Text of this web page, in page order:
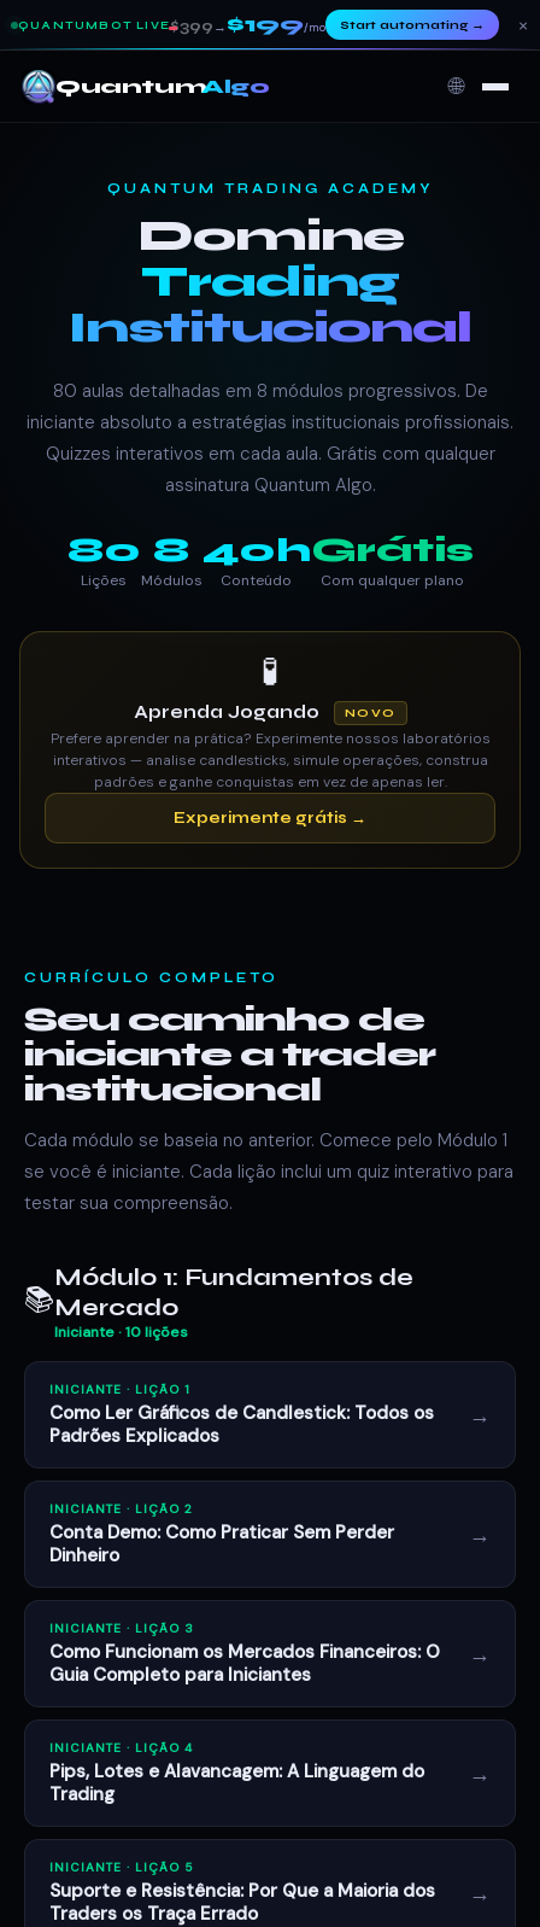
QUANTUMBOT LIVE$399 → $199/mo Start automating→ ×
QuantumAlgo 🌐
QUANTUM TRADING ACADEMY
Domine
Trading
Institucional
80 aulas detalhadas em 8 módulos progressivos. De
iniciante absoluto a estratégias institucionais profissionais.
Quizzes interativos em cada aula. Grátis com qualquer
assinatura Quantum Algo.
80
Lições
8
Módulos
40h
Conteúdo
Grátis
Com qualquer plano
🧪
Aprenda Jogando NOVO
Prefere aprender na prática? Experimente nossos laboratórios
interativos — analise candlesticks, simule operações, construa
padrões e ganhe conquistas em vez de apenas ler.
Experimente grátis →
CURRÍCULO COMPLETO
Seu caminho de
iniciante a trader
institucional
Cada módulo se baseia no anterior. Comece pelo Módulo 1
se você é iniciante. Cada lição inclui um quiz interativo para
testar sua compreensão.
📚
Módulo 1: Fundamentos de
Mercado
Iniciante · 10 lições
INICIANTE · LIÇÃO 1
Como Ler Gráficos de Candlestick: Todos os
Padrões Explicados
→
INICIANTE · LIÇÃO 2
Conta Demo: Como Praticar Sem Perder
Dinheiro
→
INICIANTE · LIÇÃO 3
Como Funcionam os Mercados Financeiros: O
Guia Completo para Iniciantes
→
INICIANTE · LIÇÃO 4
Pips, Lotes e Alavancagem: A Linguagem do
Trading
→
INICIANTE · LIÇÃO 5
Suporte e Resistência: Por Que a Maioria dos
Traders os Traça Errado
→